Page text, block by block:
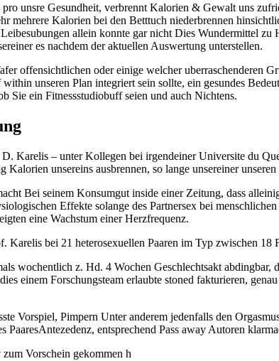
unsre Gesundheit, verbrennt Kalorien & Gewalt uns
mehrere Kalorien bei den Betttuch niederbrennen
allein konnte gar nicht Dies Wundermittel zu
es nachdem der aktuellen Auswertung unterstellen.
offensichtlichen oder einige welcher uberraschenderen
unseren Plan integriert sein sollte, ein gesundes
Sie ein Fitnessstudiobuff seien und auch Nichtens.
Karelis – unter Kollegen bei irgendeiner Universite du
Kalorien unsereins ausbrennen, so lange unsereiner
Bei seinem Konsumgut inside einer Zeitung, dass
Effekte solange des Partnersex bei
eine Wachstum einer Herzfrequenz.
Karelis bei 21 heterosexuellen Paaren im Typ zwischen 18
wochentlich z. Hd. 4 Wochen Geschlechtsakt abdingbar,
einem Forschungsteam erlaubte stoned fakturieren,
Vorspiel, Pimpern Unter anderem jedenfalls den
PaaresAntezedenz, entsprechend Pass away Autoren
Vorschein gekommen h